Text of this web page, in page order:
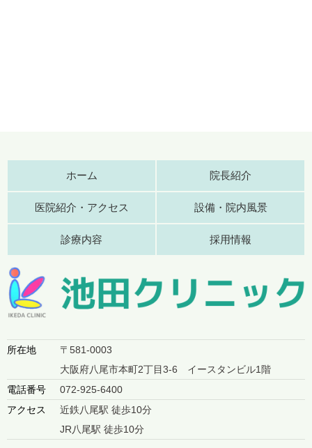
ホーム 院長紹介
医院紹介・アクセス 設備・院内風景
診療内容 採用情報
所在地
〒581-0003
大阪府八尾市本町2丁目3-6 イースタンビル1階
電話番号
072-925-6400
アクセス
近鉄八尾駅 徒歩10分
JR八尾駅 徒歩10分